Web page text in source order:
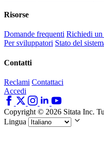
Risorse
Domande frequenti Richiedi
Per sviluppatori Stato del
Contatti
Reclami Contattaci
Accedi
Copyright © 2026 Sitata Inc.
Lingua